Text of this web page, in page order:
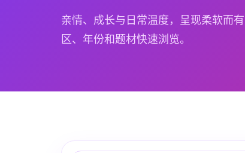
亲情、成长与日常温度，呈现柔软而
区、年份和题材快速浏览。